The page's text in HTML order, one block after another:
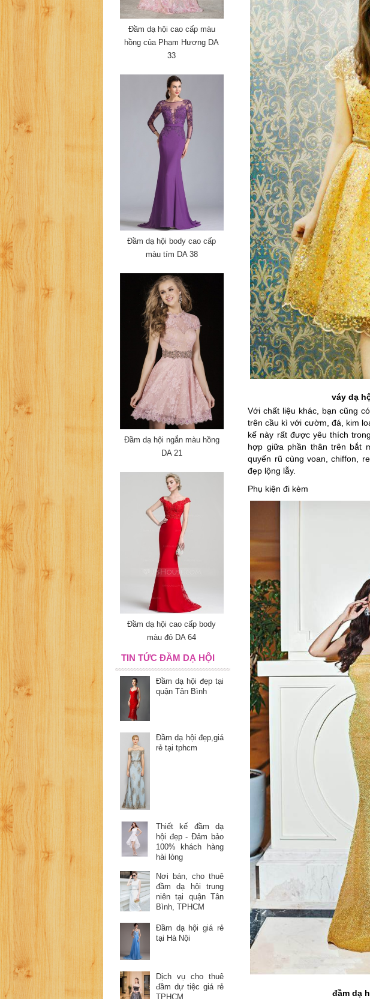
váy dạ
Với chất liệu khác, bạn cũng
trên cầu kì với cườm, đá, kim
kế này rất được yêu thích
hợp giữa phần thân trên bắt
quyến rũ cùng voan, chiffon,
đẹp lộng lẫy.
Phụ kiện đi kèm
đầm dạ
Đầm dạ hội cao cấp màu
hồng của Phạm Hương DA
33
Đầm dạ hội body cao cấp
màu tím DA 38
Đầm dạ hội ngắn màu hồng
DA 21
Đầm dạ hội cao cấp body
màu đỏ DA 64
TIN TỨC ĐẦM DẠ HỘI
Đầm dạ hội đẹp tại
quận Tân Bình
Đầm dạ hội đẹp,giá
rẻ tại tphcm
Thiết kế đầm dạ
hội đẹp - Đảm bảo
100% khách hàng
hài lòng
Nơi bán, cho thuê
đầm dạ hội trung
niên tại quận Tân
Bình, TPHCM
Đầm dạ hội giá rẻ
tại Hà Nội
Dịch vụ cho thuê
đầm dự tiệc giá rẻ
TPHCM